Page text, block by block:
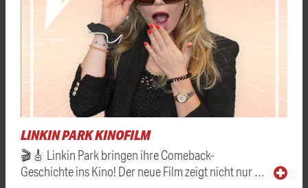
LINKIN PARK KINOFILM
🎬🎸 Linkin Park bringen ihre Comeback-
Geschichte ins Kino! Der neue Film zeigt nicht nur …